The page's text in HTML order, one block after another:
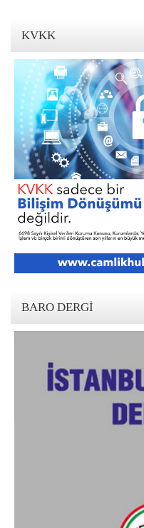
KVKK
BARO DERGI